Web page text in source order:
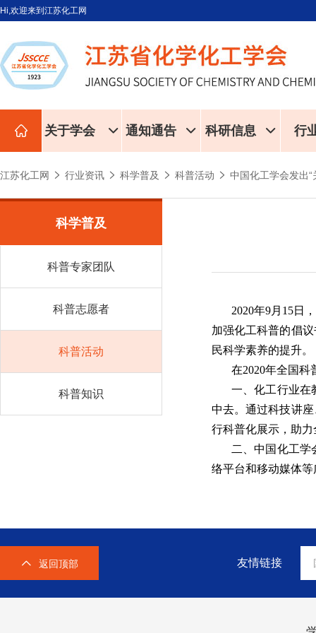
Hi,欢迎来到江苏化工网
关于学会 通知通告 科研信息 行
江苏化工网 行业资讯 科学普及 科普活动 中国化工学会发出
科学普及
科普专家团队
科普志愿者
科普活动
科普知识
2020年9月15日
加强化工科普的倡
民科学素养的提升。
在2020年全国科
一、化工行业在
中去。通过科技讲
行科普化展示，助
二、中国化工学
络平台和移动媒体
返回顶部 友情链接